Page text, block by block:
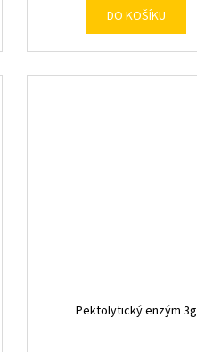
DO KOŠÍKU
Pektolytický enzým 3g